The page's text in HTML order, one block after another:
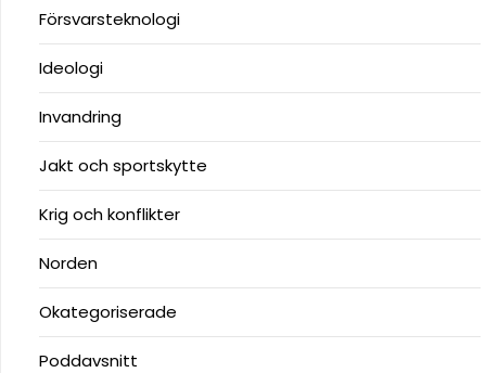
Försvarsteknologi
Ideologi
Invandring
Jakt och sportskytte
Krig och konflikter
Norden
Okategoriserade
Poddavsnitt